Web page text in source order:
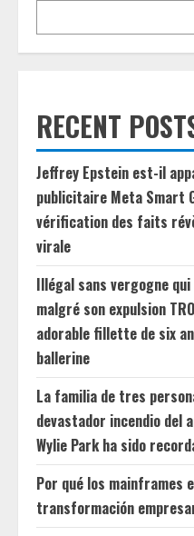
RECENT
Jeffrey Epstein est-il
publicitaire Meta Smart
vérification des faits
virale
Illégal sans vergogne
malgré son expulsion
adorable fillette de six
ballerine
La familia de tres
devastador incendio del
Wylie Park ha sido
Por qué los mainframes
transformación